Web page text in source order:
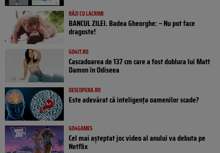
RÂZI CU LACRIMI
BANCUL ZILEI. Badea Gheorghe: – Nu pot face
dragoste!
GO4IT.RO
Cascadoarea de 137 cm care a fost dublura lui Matt
Damon în Odiseea
DESCOPERA.RO
Este adevărat că inteligența oamenilor scade?
GO4GAMES
Cel mai așteptat joc video al anului va debuta pe
Netflix